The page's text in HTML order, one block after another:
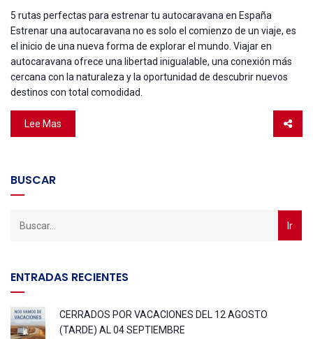
5 rutas perfectas para estrenar tu autocaravana en España
Estrenar una autocaravana no es solo el comienzo de un viaje, es
el inicio de una nueva forma de explorar el mundo. Viajar en
autocaravana ofrece una libertad inigualable, una conexión más
cercana con la naturaleza y la oportunidad de descubrir nuevos
destinos con total comodidad.
Lee Mas
BUSCAR
ENTRADAS RECIENTES
CERRADOS POR VACACIONES DEL 12 AGOSTO
(TARDE) AL 04 SEPTIEMBRE